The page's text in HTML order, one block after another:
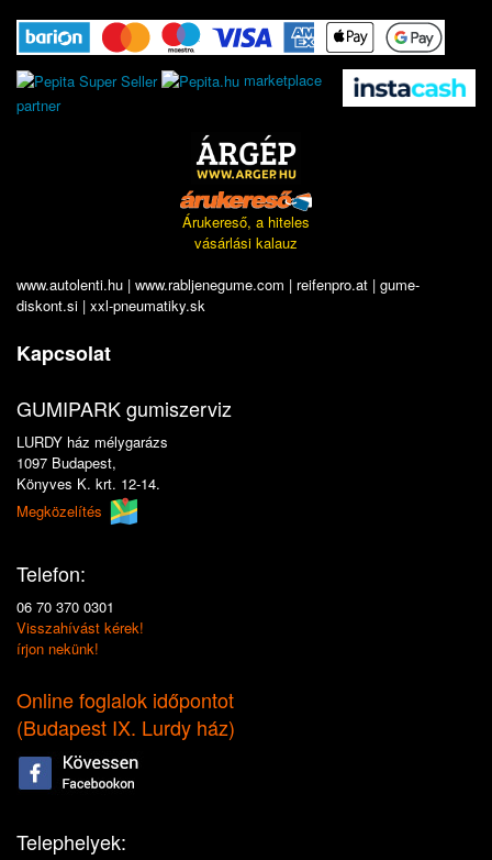
marketplace
partner
Árukereső, a hiteles
vásárlási kalauz
www.autolenti.hu | www.rabljenegume.com | reifenpro.at | gume-
diskont.si | xxl-pneumatiky.sk
Kapcsolat
GUMIPARK gumiszerviz
LURDY ház mélygarázs
1097 Budapest,
Könyves K. krt. 12-14.
Megközelítés
Telefon:
06 70 370 0301
Visszahívást kérek!
írjon nekünk!
Online foglalok időpontot
(Budapest IX. Lurdy ház)
Telephelyek: